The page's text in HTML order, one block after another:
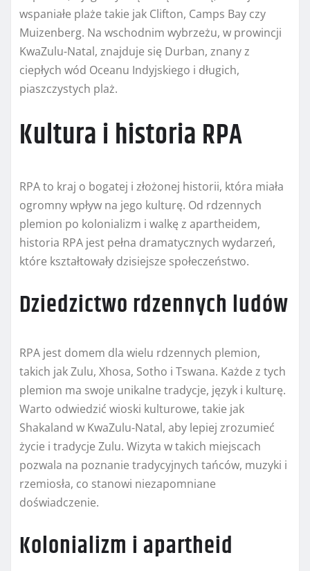
wspaniałe plaże takie jak Clifton, Camps Bay czy
Muizenberg. Na wschodnim wybrzeżu, w prowincji
KwaZulu-Natal, znajduje się Durban, znany z
ciepłych wód Oceanu Indyjskiego i długich,
piaszczystych plaż.
Kultura i historia RPA
RPA to kraj o bogatej i złożonej historii, która miała
ogromny wpływ na jego kulturę. Od rdzennych
plemion po kolonializm i walkę z apartheidem,
historia RPA jest pełna dramatycznych wydarzeń,
które kształtowały dzisiejsze społeczeństwo.
Dziedzictwo rdzennych ludów
RPA jest domem dla wielu rdzennych plemion,
takich jak Zulu, Xhosa, Sotho i Tswana. Każde z tych
plemion ma swoje unikalne tradycje, język i kulturę.
Warto odwiedzić wioski kulturowe, takie jak
Shakaland w KwaZulu-Natal, aby lepiej zrozumieć
życie i tradycje Zulu. Wizyta w takich miejscach
pozwala na poznanie tradycyjnych tańców, muzyki i
rzemiosła, co stanowi niezapomniane
doświadczenie.
Kolonializm i apartheid